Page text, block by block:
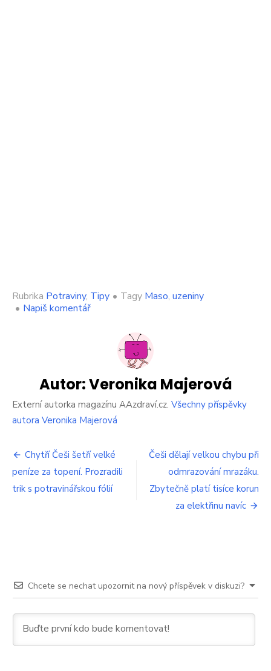
Rubrika Potraviny, Tipy • Tagy Maso, uzeniny
• Napiš komentářon
skladovat
klobásy
a
uzeniny.
Češi
dělají
opačně,
všechno
Autor:Veronika Majerová
Externí autorka magazínu AAzdraví.cz. Všechny příspěvky
autora Veronika Majerová
Navigace
pro
příspěvek
Chytří Češi šetří velké
peníze za topení. Prozradili
trik s potravinářskou fólií
Češi dělají velkou chybu při
odmrazování mrazáku.
Zbytečně platí tisíce korun
za elektřinu navíc
Chcete se nechat upozornit na nový příspěvek v diskuzi?